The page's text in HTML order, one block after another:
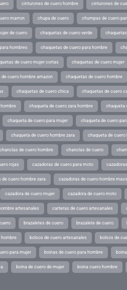
cinturones de cuero hombre cinturones de
marron chupa de cuero chumpas de cuero
de cuero chaquetas de cuero verde
hombres chaquetas de cuero para hombre
de cuero mujer cortas chaquetas de cuero mujer
de cuero hombre amazon chaquetas de cuero hombre
chaquetas de cuero chica chaquetas de cuero
chaqueta de cuero zara hombre chaqueta
chaqueta de cuero para mujer chaqueta de cuero
chaqueta de cuero hombre zara chaqueta de cuero
chanclas de cuero hombre chanclas de cuero
rojas cazadoras de cuero para moto
de cuero hombre zara cazadoras de cuero hombre
cazadora de cuero mujer cazadora de cuero moto
artesanales carteras de cuero artesanales
brazaletes de cuero brazalete de cuero
hombre bolsos de cuero artesanales bolsos de
para mujer boinas de cuero para hombre
boina de cuero de mujer boina cuero hombre